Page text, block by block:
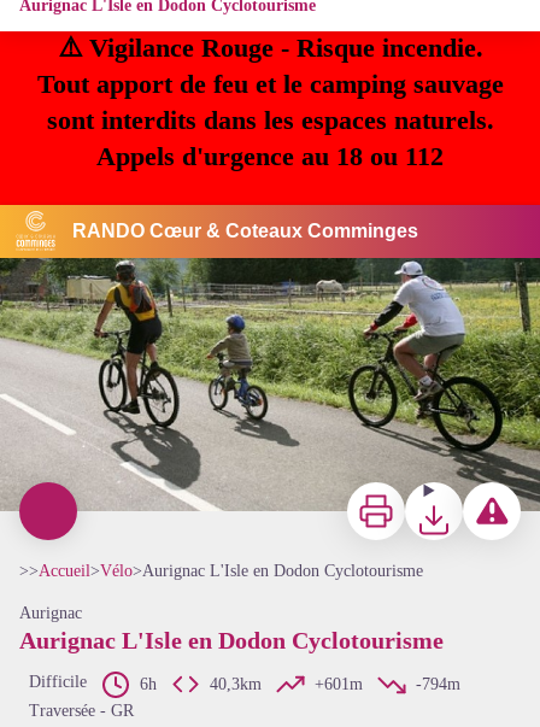
⚠️ Vigilance Rouge - Risque incendie.
Tout apport de feu et le camping sauvage
sont interdits dans les espaces naturels.
Appels d'urgence au 18 ou 112
RANDO Cœur & Coteaux Comminges
Aurignac L'Isle en Dodon Cyclotourisme
CDT31
Voir l'image en plein écran
ImprimerTéléchargerSignaler
>>Accueil>Vélo>Aurignac L'Isle en Dodon Cyclotourisme
Aurignac
Aurignac L'Isle en Dodon Cyclotourisme
Difficile 6h 40,3km +601m
-794m
Traversée - GR